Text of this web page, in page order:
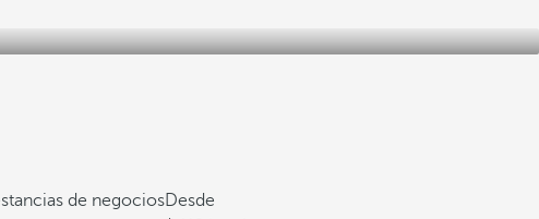
de negociosDesde